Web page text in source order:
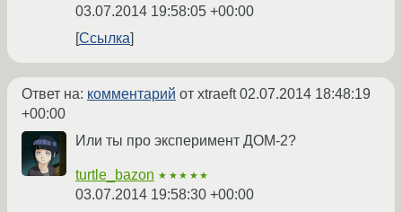
03.07.2014 19:58:05 +00:00
Ссылка
Ответ на: комментарий от xtraeft02.07.2014 18:48:19
+00:00
Или ты про эксперимент ДОМ-2?
turtle_bazon ★★★★★
03.07.2014 19:58:30 +00:00